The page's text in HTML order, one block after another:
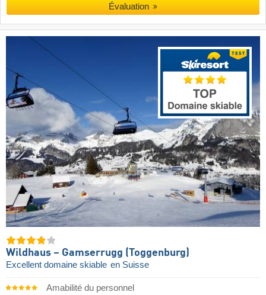
Évaluation
Wildhaus – Gamserrugg (Toggenburg)
Excellent domaine skiable en Suisse
Amabilité du personnel